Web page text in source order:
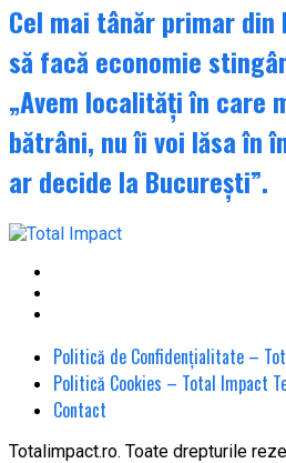
Cel mai tânăr primar din
să facă economie
„Avem localități în care
bătrâni, nu îi voi lăsa în
ar decide la București”.
Politică de Confidențialitate –
Politică Cookies – Total Impact
Contact
Totalimpact.ro. Toate drepturile